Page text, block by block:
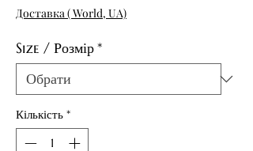
Доставка ( World, UA)
Size / Розмір*
Кількість *